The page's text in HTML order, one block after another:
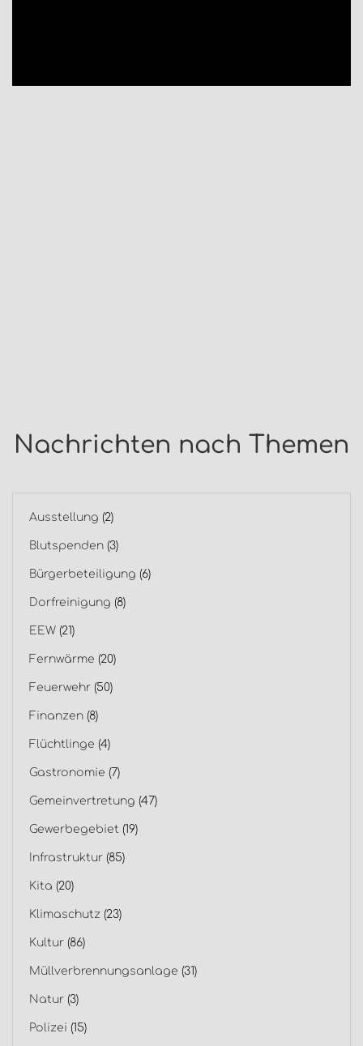
Nachrichten nach Themen
Ausstellung (2)
Blutspenden (3)
Bürgerbeteiligung (6)
Dorfreinigung (8)
EEW (21)
Fernwärme (20)
Feuerwehr (50)
Finanzen (8)
Flüchtlinge (4)
Gastronomie (7)
Gemeinvertretung (47)
Gewerbegebiet (19)
Infrastruktur (85)
Kita (20)
Klimaschutz (23)
Kultur (86)
Müllverbrennungsanlage (31)
Natur (3)
Polizei (15)